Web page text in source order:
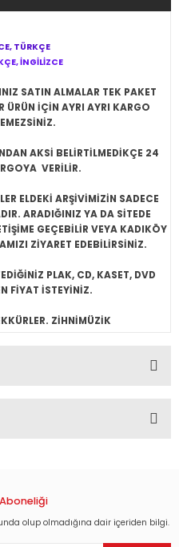
TÜRKÇE
İNGİLİZCE
SATIN ALMALAR TEK PAKET
ÜRÜN İÇİN AYRI AYRI KARGO
AKSİ BELİRTİLMEDİKÇE 24
VERİLİR.
ELDEKİ ARŞİVİMİZİN SADECE
ARADIĞINIZ YA DA SİTEDE
GEÇEBİLİR VEYA KADIKÖY
ZİYARET EDEBİLİRSİNİZ.
PLAK, CD, KASET, DVD
FİYAT İSTEYİNİZ.
ZİHNİMÜZİK
ederiz.
olup olmadığına dair içeriden bilgi.